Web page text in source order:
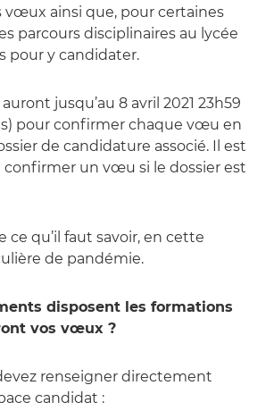
vœux ainsi que, pour certaines
parcours disciplinaires au lycée
pour y candidater.
jusqu’au 8 avril 2021 23h59
pour confirmer chaque vœu en
de candidature associé. Il est
confirmer un vœu si le dossier est
ce qu’il faut savoir, en cette
de pandémie.
disposent les formations
vos vœux ?
renseigner directement
candidat :